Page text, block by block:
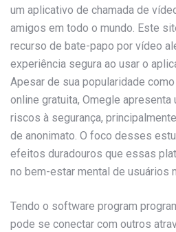
um aplicativo de chamada de
amigos em todo o mundo. Este
recurso de bate-papo por vídeo
experiência segura ao usar o
Apesar de sua popularidade
online gratuita, Omegle
riscos à segurança,
de anonimato. O foco desses
efeitos duradouros que essas
no bem-estar mental de usuários
Tendo o software program
pode se conectar com outros